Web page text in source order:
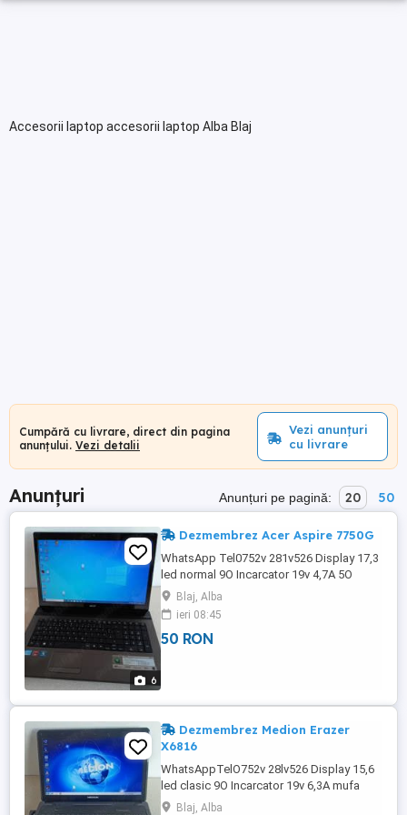
Accesorii laptop accesorii laptop Alba Blaj
Cumpără cu livrare, direct din pagina
anunțului. Vezi detalii
Vezi anunțuri
cu livrare
Anunțuri Anunțuri pe pagină: 20 50
6
Dezmembrez Acer Aspire 7750G
WhatsApp Tel0752v 281v526 Display 17,3
led normal 9O Incarcator 19v 4,7A 5O
Tastatura 60 - intrebati stocul difera
Cooler 15 Sistem racire (cooler si radiator)
2O DVDRW 23 lei complect WiFi 1O Modul
Lan cu panglica 5 Baterii mai multe buc
Blaj, Alba
ieri 08:45
50 RON
Dezmembrez Medion Erazer
X6816
WhatsAppTelO752v 28lv526 Display 15,6
led clasic 9O Incarcator 19v 6,3A mufa
5,5x2,5 mm 5O Tastatura 45 - intrebati
Blaj, Alba